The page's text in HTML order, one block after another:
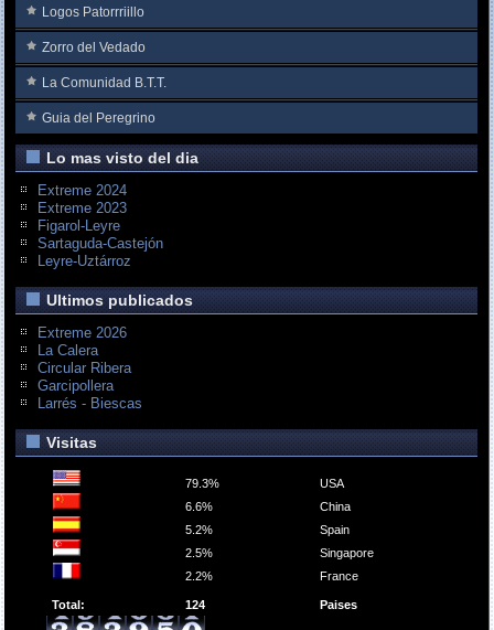
Logos Patorrriillo
Zorro del Vedado
La Comunidad B.T.T.
Guia del Peregrino
Lo mas visto del dia
Extreme 2024
Extreme 2023
Figarol-Leyre
Sartaguda-Castejón
Leyre-Uztárroz
Ultimos publicados
Extreme 2026
La Calera
Circular Ribera
Garcipollera
Larrés - Biescas
Visitas
79.3%
USA
6.6%
China
5.2%
Spain
2.5%
Singapore
2.2%
France
Total: 124 Paises